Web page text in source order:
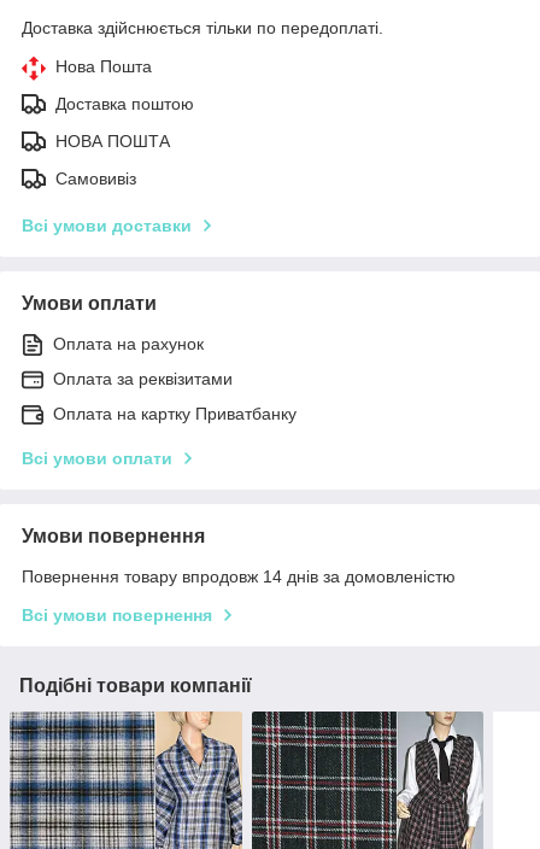
Доставка здійснюється тільки по передоплаті.
Нова Пошта
Доставка поштою
НОВА ПОШТА
Самовивіз
Всі умови доставки
Умови оплати
Оплата на рахунок
Оплата за реквізитами
Оплата на картку Приватбанку
Всі умови оплати
Умови повернення
Повернення товару впродовж 14 днів за домовленістю
Всі умови повернення
Подібні товари компанії